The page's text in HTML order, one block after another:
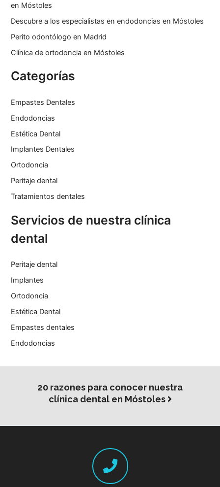
en Móstoles
Descubre a los especialistas en endodoncias en Móstoles
Perito odontólogo en Madrid
Clínica de ortodoncia en Móstoles
Categorías
Empastes Dentales
Endodoncias
Estética Dental
Implantes Dentales
Ortodoncia
Peritaje dental
Tratamientos dentales
Servicios de nuestra clínica
dental
Peritaje dental
Implantes
Ortodoncia
Estética Dental
Empastes dentales
Endodoncias
20 razones para conocer nuestra
clínica dental en Móstoles